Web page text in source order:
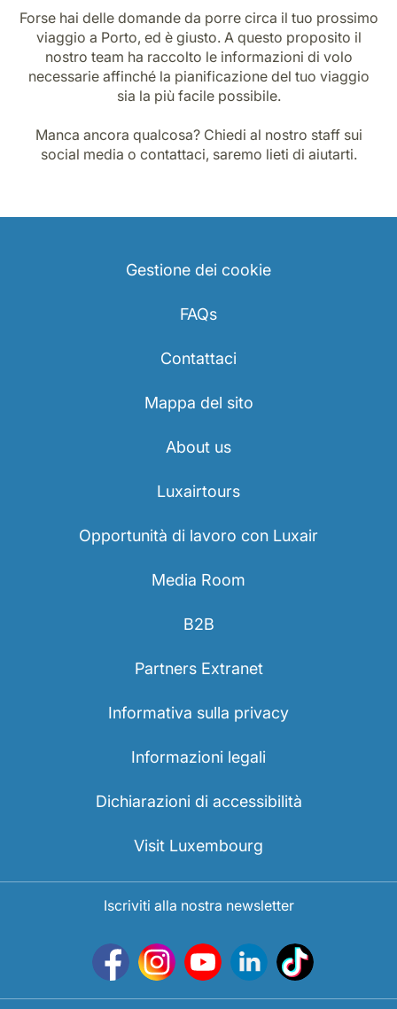
Forse hai delle domande da porre circa il tuo prossimo
viaggio a Porto, ed è giusto. A questo proposito il
nostro team ha raccolto le informazioni di volo
necessarie affinché la pianificazione del tuo viaggio
sia la più facile possibile.
Manca ancora qualcosa? Chiedi al nostro staff sui
social media o contattaci, saremo lieti di aiutarti.
Gestione dei cookie
FAQs
Contattaci
Mappa del sito
About us
Luxairtours
Opportunità di lavoro con Luxair
Media Room
B2B
Partners Extranet
Informativa sulla privacy
Informazioni legali
Dichiarazioni di accessibilità
Visit Luxembourg
Iscriviti alla nostra newsletter